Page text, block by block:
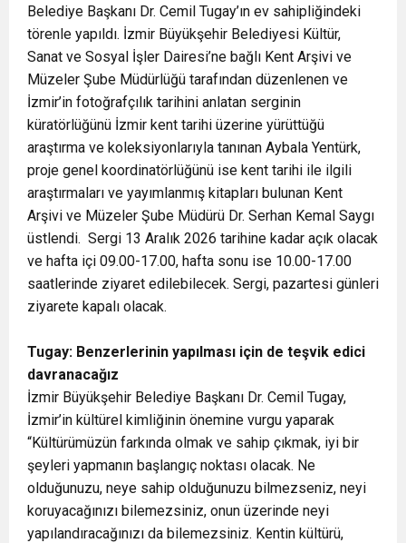
Belediye Başkanı Dr. Cemil Tugay’ın ev sahipliğindeki
törenle yapıldı. İzmir Büyükşehir Belediyesi Kültür,
Sanat ve Sosyal İşler Dairesi’ne bağlı Kent Arşivi ve
Müzeler Şube Müdürlüğü tarafından düzenlenen ve
İzmir’in fotoğrafçılık tarihini anlatan serginin
küratörlüğünü İzmir kent tarihi üzerine yürüttüğü
araştırma ve koleksiyonlarıyla tanınan Aybala Yentürk,
proje genel koordinatörlüğünü ise kent tarihi ile ilgili
araştırmaları ve yayımlanmış kitapları bulunan Kent
Arşivi ve Müzeler Şube Müdürü Dr. Serhan Kemal Saygı
üstlendi. Sergi 13 Aralık 2026 tarihine kadar açık olacak
ve hafta içi 09.00-17.00, hafta sonu ise 10.00-17.00
saatlerinde ziyaret edilebilecek. Sergi, pazartesi günleri
ziyarete kapalı olacak.
Tugay: Benzerlerinin yapılması için de teşvik edici
davranacağız
İzmir Büyükşehir Belediye Başkanı Dr. Cemil Tugay,
İzmir’in kültürel kimliğinin önemine vurgu yaparak
“Kültürümüzün farkında olmak ve sahip çıkmak, iyi bir
şeyleri yapmanın başlangıç noktası olacak. Ne
olduğunuzu, neye sahip olduğunuzu bilmezseniz, neyi
koruyacağınızı bilemezsiniz, onun üzerinde neyi
yapılandıracağınızı da bilemezsiniz. Kentin kültürü,